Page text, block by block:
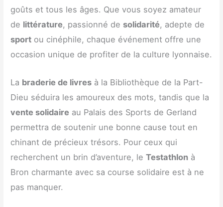
goûts et tous les âges. Que vous soyez amateur
de littérature, passionné de solidarité, adepte de
sport ou cinéphile, chaque événement offre une
occasion unique de profiter de la culture lyonnaise.
La braderie de livres à la Bibliothèque de la Part-
Dieu séduira les amoureux des mots, tandis que la
vente solidaire au Palais des Sports de Gerland
permettra de soutenir une bonne cause tout en
chinant de précieux trésors. Pour ceux qui
recherchent un brin d’aventure, leTestathlon à
Bron charmante avec sa course solidaire est à ne
pas manquer.